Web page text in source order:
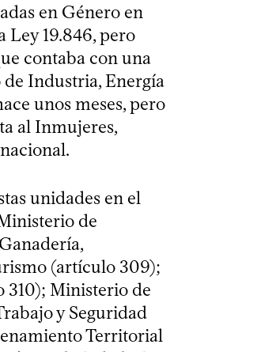
en Género en
Ley 19.846, pero
contaba con una
Industria, Energía
unos meses, pero
al Inmujeres,
unidades en el
de
(artículo 309);
310); Ministerio de
y Seguridad
Territorial